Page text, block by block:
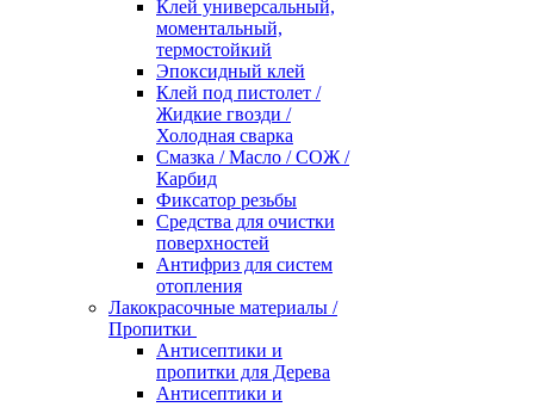
Клей универсальный,
моментальный,
термостойкий
Эпоксидный клей
Клей под пистолет /
Жидкие гвозди /
Холодная сварка
Смазка / Масло / СОЖ /
Карбид
Фиксатор резьбы
Средства для очистки
поверхностей
Антифриз для систем
отопления
Лакокрасочные материалы /
Пропитки
Антисептики и
пропитки для Дерева
Антисептики и